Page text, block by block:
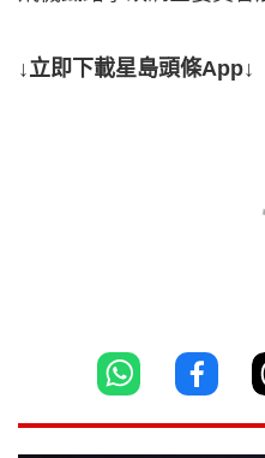
↓立即下載星島頭條App↓